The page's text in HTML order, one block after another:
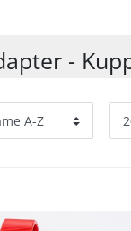
-